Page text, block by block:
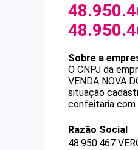
Sobre a
O CNPJ da
VENDA NOVA
situação
confeitaria com
Razão Social
48.950.467